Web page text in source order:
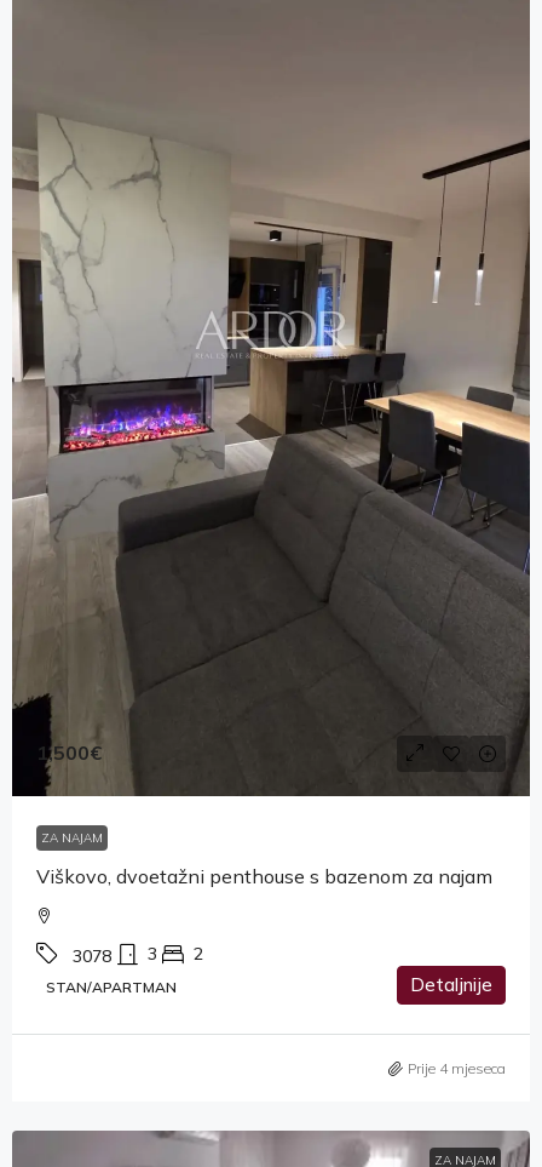
1,500€
ZA NAJAM
Viškovo, dvoetažni penthouse s bazenom za najam
3078 3 2
STAN/APARTMAN Detaljnije
Prije 4 mjeseca
ZA NAJAM